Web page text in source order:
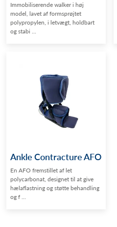
Immobiliserende walker i høj
model, lavet af formsprøjtet
polypropylen, i letvægt, holdbart
og stabi ...
Ankle Contracture AFO
En AFO fremstillet af let
polycarbonat, designet til at give
hælaflastning og støtte behandling
og f ...